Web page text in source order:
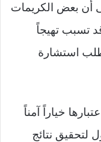
أن بعض الكريمات
تسبب تهيجاً
استشارة
خياراً آمناً
لتحقيق نتائج